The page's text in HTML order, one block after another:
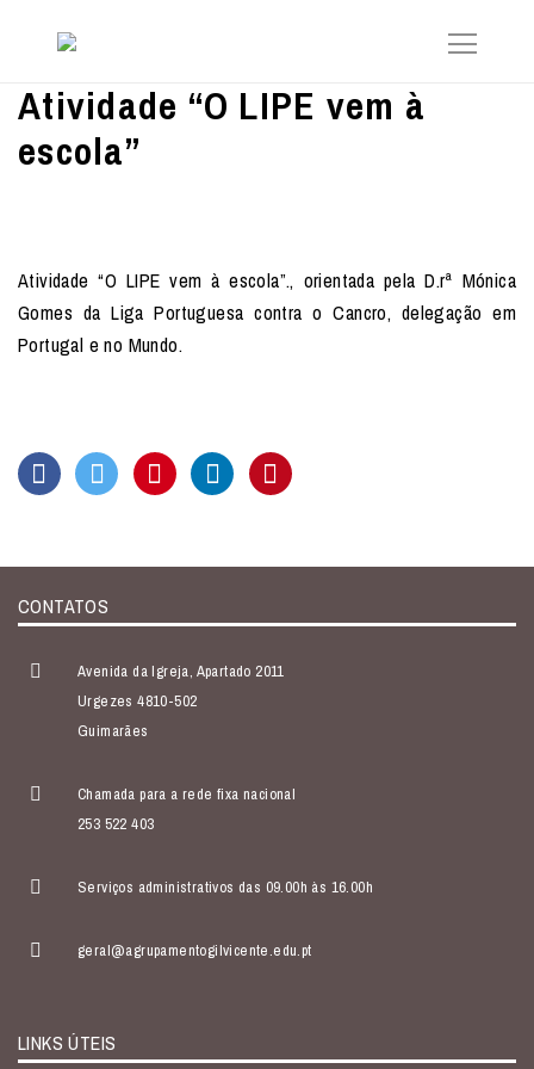
Atividade “O LIPE vem à
escola”
Atividade “O LIPE vem à escola”., orientada pela D.rª Mónica
Gomes da Liga Portuguesa contra o Cancro, delegação em
Portugal e no Mundo.
CONTATOS
Avenida da Igreja, Apartado 2011
Urgezes 4810-502
Guimarães
Chamada para a rede fixa nacional
253 522 403
Serviços administrativos das 09.00h às 16.00h
geral@agrupamentogilvicente.edu.pt
LINKS ÚTEIS